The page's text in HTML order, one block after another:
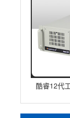
酷睿12代
业控